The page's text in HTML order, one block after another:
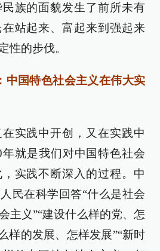
族的面貌发生了前所未有
站起来、富起来到强起来
性的步伐。
国特色社会主义在伟大实
实践中开创，又在实践中
就是我们对中国特色社会
实践不断深入的过程。中
民在科学回答“什么是社会
主义”“建设什么样的党、怎
样的发展、怎样发展”“新时